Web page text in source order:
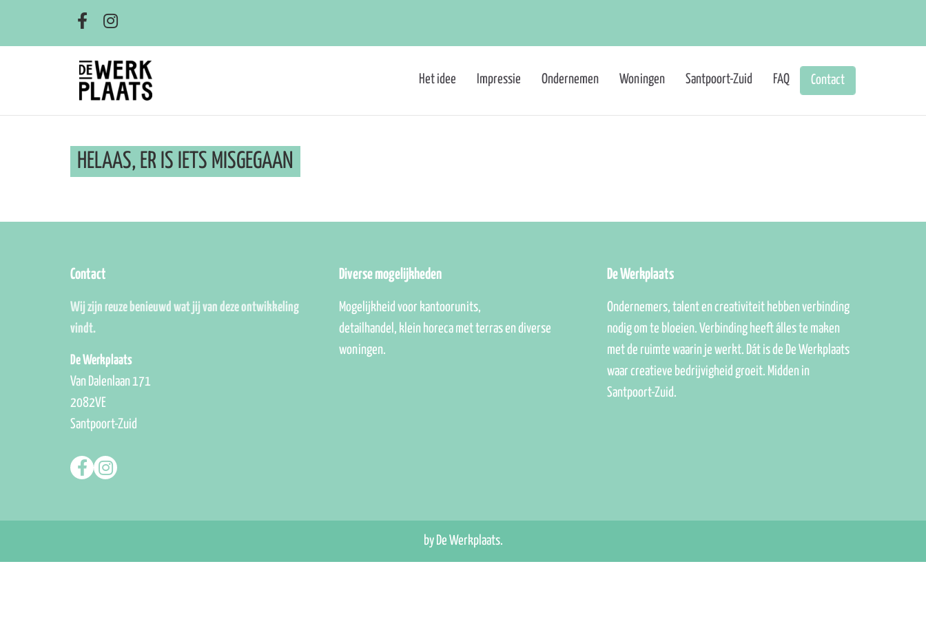
Het idee Impressie Ondernemen Woningen Santpoort-Zuid FAQ Contact
HELAAS, ER IS IETS MISGEGAAN
Contact
Wij zijn reuze benieuwd wat jij van deze ontwikkeling
vindt.
De Werkplaats
Van Dalenlaan 171
2082VE
Santpoort-Zuid
Diverse mogelijkheden
Mogelijkheid voor kantoorunits,
detailhandel, klein horeca met terras en diverse
woningen.
De Werkplaats
Ondernemers, talent en creativiteit hebben verbinding
nodig om te bloeien. Verbinding heeft álles te maken
met de ruimte waarin je werkt. Dát is de De Werkplaats
waar creatieve bedrijvigheid groeit. Midden in
Santpoort-Zuid.
by De Werkplaats.